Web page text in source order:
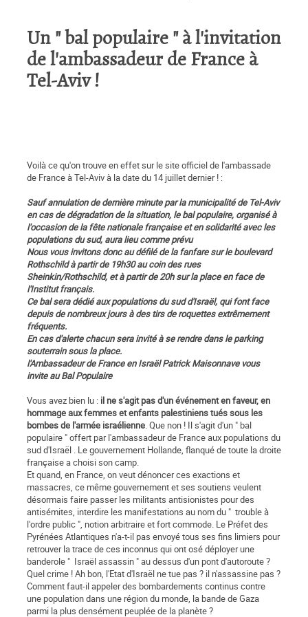
Un " bal populaire " à l'invitation
de l'ambassadeur de France à
Tel-Aviv !
Voilà ce qu'on trouve en effet sur le site officiel de l'ambassade
de France à Tel-Aviv à la date du 14 juillet dernier ! :
Sauf annulation de dernière minute par la municipalité de Tel-Aviv
en cas de dégradation de la situation, le bal populaire, organisé à
l'occasion de la fête nationale française et en solidarité avec les
populations du sud, aura lieu comme prévu
Nous vous invitons donc au défilé de la fanfare sur le boulevard
Rothschild à partir de 19h30 au coin des rues
Sheinkin/Rothschild, et à partir de 20h sur la place en face de
l'Institut français.
Ce bal sera dédié aux populations du sud d'Israël, qui font face
depuis de nombreux jours à des tirs de roquettes extrêmement
fréquents.
En cas d'alerte chacun sera invité à se rendre dans le parking
souterrain sous la place.
l'Ambassadeur de France en Israël Patrick Maisonnave vous
invite au Bal Populaire
Vous avez bien lu : il ne s'agit pas d'un événement en faveur, en
hommage aux femmes et enfants palestiniens tués sous les
bombes de l'armée israélienne. Que non ! Il s'agit d'un " bal
populaire " offert par l'ambassadeur de France aux populations du
sud d'Israël . Le gouvernement Hollande, flanqué de toute la droite
française a choisi son camp.
Et quand, en France, on veut dénoncer ces exactions et
massacres, ce même gouvernement et ses soutiens veulent
désormais faire passer les militants antisionistes pour des
antisémites, interdire les manifestations au nom du " trouble à
l'ordre public ", notion arbitraire et fort commode. Le Préfet des
Pyrénées Atlantiques n'a-t-il pas envoyé tous ses fins limiers pour
retrouver la trace de ces inconnus qui ont osé déployer une
banderole " Israël assassin " au dessus d'un pont d'autoroute ?
Quel crime ! Ah bon, l'Etat d'Israël ne tue pas ? il n'assassine pas ?
Comment faut-il appeler des bombardements continus contre
une population dans une région du monde, la bande de Gaza
parmi la plus densément peuplée de la planète ?